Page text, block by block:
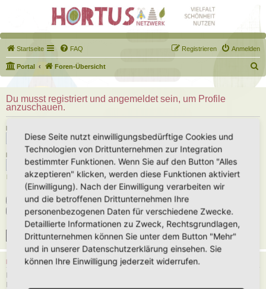
Startseite FAQ Anmelden
Registrieren
Portal Foren-Übersicht
u
Du musst registriert und angemeldet sein, um Profile
anzuschauen.
Benutzername:
Passwort:
Ich habe mein Passwort vergessen
Angemeldet bleiben
Meinen Online-Status während dieser Sitzung verbergen
REGISTRIEREN
Diese Seite nutzt einwilligungsbedürftige Cookies und
Technologien von Drittunternehmen zur Integration
bestimmter Funktionen. Wenn Sie auf den Button "Alles
akzeptieren" klicken, werden diese Funktionen aktiviert
(Einwilligung). Nach der Einwilligung verarbeiten wir
und die betroffenen Drittunternehmen Ihre
personenbezogenen Daten für verschiedene Zwecke.
Detaillierte Informationen zu Zweck, Rechtsgrundlagen,
Drittunternehmen können Sie unter dem Button "Mehr"
und in unserer Datenschutzerklärung einsehen. Sie
können Ihre Einwilligung jederzeit widerrufen.